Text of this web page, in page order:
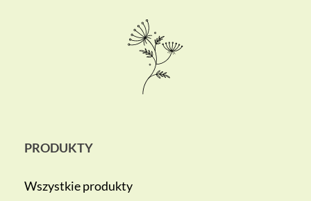
PRODUKTY
Wszystkie produkty